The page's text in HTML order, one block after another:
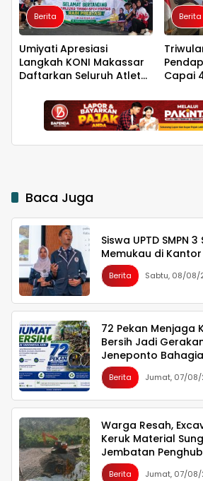
Berita
Umiyati Apresiasi
Langkah KONI Makassar
Daftarkan Seluruh Atlet
Ketenagakerjaan
Berita
Capai
Baca Juga
Siswa UPTD SMPN
Memukau di
Berita Sabtu, 08/08/
72 Pekan Menjaga
Bersih Jadi
Jeneponto Bahagia
Berita Jumat, 07/
Warga Resah,
Keruk Material
Jembatan
Luwu Timur
Berita Jumat, 07/